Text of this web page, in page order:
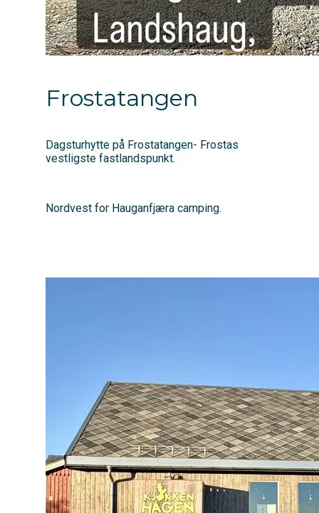
Frostatangen
Dagsturhytte på Frostatangen- Frostas
vestligste fastlandspunkt.
Nordvest for Hauganfjæra camping.